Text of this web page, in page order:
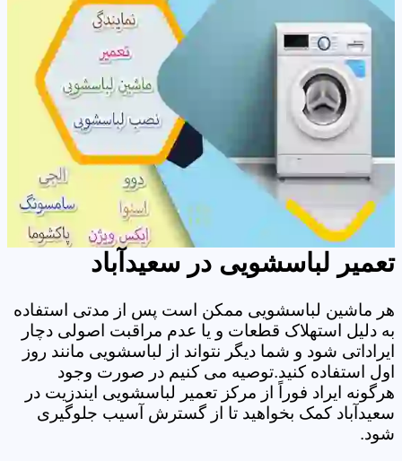
تعمیر لباسشویی در سعیدآباد
هر ماشین لباسشویی ممکن است پس از مدتی استفاده
به دلیل استهلاک قطعات و یا عدم مراقبت اصولی دچار
ایراداتی شود و شما دیگر نتواند از لباسشویی مانند روز
اول استفاده کنید.توصیه می کنیم در صورت وجود
هرگونه ایراد فوراً از مرکز تعمیر لباسشویی ایندزیت در
سعیدآباد کمک بخواهید تا از گسترش آسیب جلوگیری
شود.